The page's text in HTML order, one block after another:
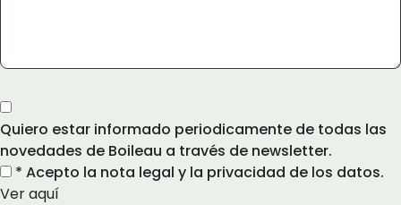
Quiero estar informado periodicamente de todas las
novedades de Boileau a través de newsletter.
* Acepto la nota legal y la privacidad de los datos.
Ver aquí